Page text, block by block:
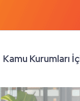
Kamu Kurumları